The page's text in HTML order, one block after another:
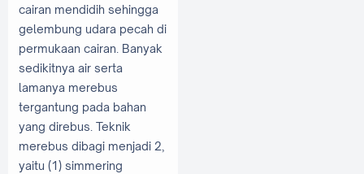
cairan mendidih sehingga
gelembung udara pecah di
permukaan cairan. Banyak
sedikitnya air serta
lamanya merebus
tergantung pada bahan
yang direbus. Teknik
merebus dibagi menjadi 2,
yaitu (1) simmering